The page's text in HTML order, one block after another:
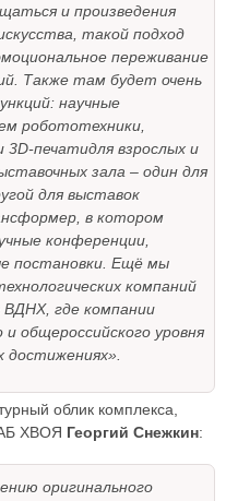
и произведения
такой подход
переживание
Также там будет очень
научные
робототехники,
печатидля взрослых и
зала – один для
для выставок
в котором
конференции,
постановки. Ещё мы
компаний
ВДНХ, где компании
и общероссийского уровня
достижениях».
облик комплекса,
ХВОЯ Георгий Снежкин:
оригинального